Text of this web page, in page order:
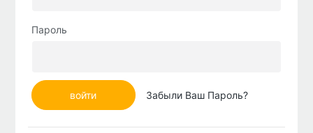
Пароль
войти Забыли Ваш Пароль?